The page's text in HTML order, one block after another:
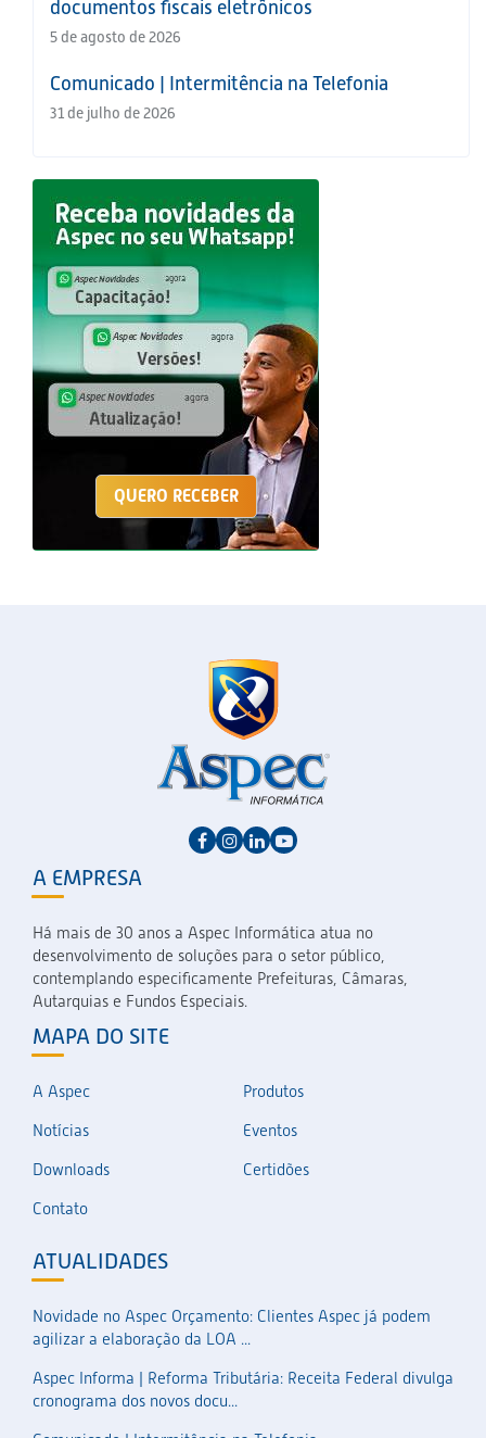
documentos fiscais eletrônicos
5 de agosto de 2026
Comunicado | Intermitência na Telefonia
31 de julho de 2026
QUERO RECEBER
A EMPRESA
Há mais de 30 anos a Aspec Informática atua no
desenvolvimento de soluções para o setor público,
contemplando especificamente Prefeituras, Câmaras,
Autarquias e Fundos Especiais.
MAPA DO SITE
A Aspec
Produtos
Notícias
Eventos
Downloads
Certidões
Contato
ATUALIDADES
Novidade no Aspec Orçamento: Clientes Aspec já podem
agilizar a elaboração da LOA ...
Aspec Informa | Reforma Tributária: Receita Federal divulga
cronograma dos novos docu...